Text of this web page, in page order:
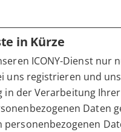
in Kürze
ICONY-Dienst nur
uns registrieren und
in der Verarbeitung Ihrer
Daten
personenbezogenen